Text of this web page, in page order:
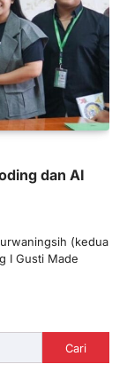
dan AI
(kedua
I Gusti Made
Cari